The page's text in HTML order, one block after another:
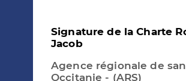
Signature de la Charte
Jacob
Agence régionale de
Occitanie - (ARS)